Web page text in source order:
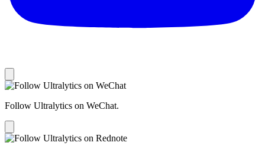
Follow Ultralytics on WeChat.